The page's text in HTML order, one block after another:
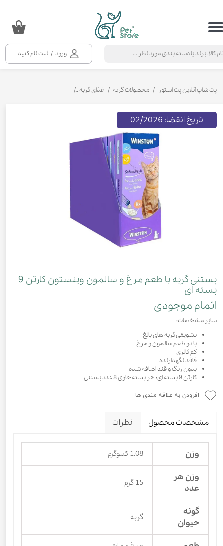
ورود / ثبت نام کنید
حساب کاربری من
خروج از حساب کاربری
۰
پت شاپ آنلاین پت استور محصولات گربه غذای گربه
بستنی گربه با طعم مرغ و سالمون وینستون کارتن 9
بسته ای
اتمام موجودی
سایر مشخصات:
تشویقی گربه های بالغ
با دو طعم سالمون و مرغ
کم کالری
فاقد نگهدارنده
بدون رنگ و قند اضافه شده
کارتن 9 بسته ای: هر بسته حاوی 8 عدد بستنی
تاریخ انقضا: 02/2026
افزودن به علاقه مندی ها
مشخصات محصول نظرات
وزن 1.08 کیلوگرم
وزن هر
عدد
15 گرم
گونه
حیوان
گربه